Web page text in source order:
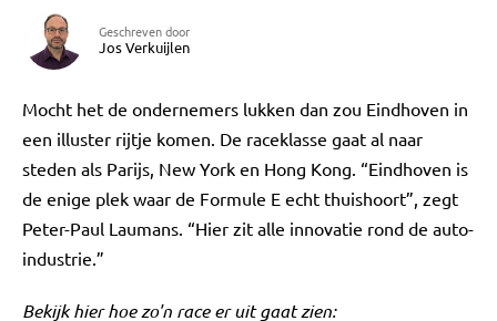
Geschreven door
Jos Verkuijlen
Mocht het de ondernemers lukken dan zou Eindhoven in
een illuster rijtje komen. De raceklasse gaat al naar
steden als Parijs, New York en Hong Kong. “Eindhoven is
de enige plek waar de Formule E echt thuishoort”, zegt
Peter-Paul Laumans. “Hier zit alle innovatie rond de auto-
industrie.”
Bekijk hier hoe zo'n race er uit gaat zien: